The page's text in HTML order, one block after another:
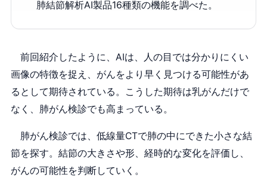
肺結節解析AI製品16種類の機能を調べた。
前回紹介したように、AIは、人の目では分かりにくい
画像の特徴を捉え、がんをより早く見つける可能性があ
るとして期待されている。こうした期待は乳がんだけで
なく、肺がん検診でも高まっている。
肺がん検診では、低線量CTで肺の中にできた小さな結
節を探す。結節の大きさや形、経時的な変化を評価し、
がんの可能性を判断していく。